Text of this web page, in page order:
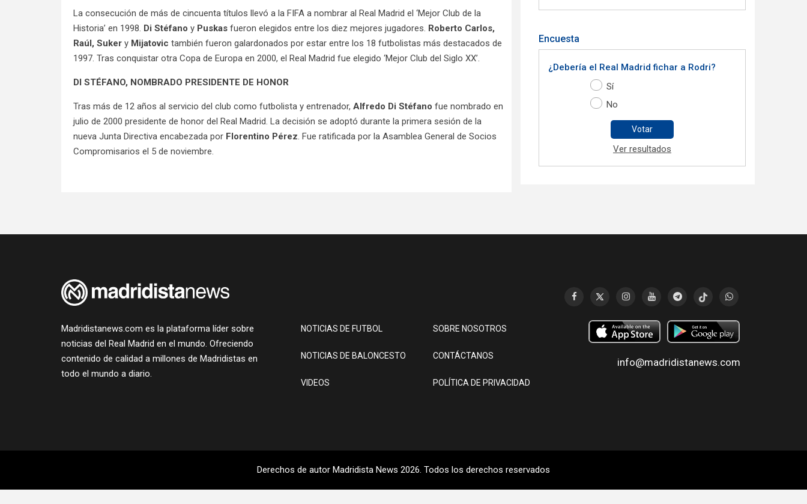
La consecución de más de cincuenta títulos llevó a la FIFA a nombrar al Real Madrid el ‘Mejor Club de la
Historia’ en 1998. Di Stéfano y Puskas fueron elegidos entre los diez mejores jugadores. Roberto Carlos,
Raúl, Suker y Mijatovic también fueron galardonados por estar entre los 18 futbolistas más destacados de
1997. Tras conquistar otra Copa de Europa en 2000, el Real Madrid fue elegido ‘Mejor Club del Siglo XX’.
DI STÉFANO, NOMBRADO PRESIDENTE DE HONOR
Tras más de 12 años al servicio del club como futbolista y entrenador, Alfredo Di Stéfano fue nombrado en
julio de 2000 presidente de honor del Real Madrid. La decisión se adoptó durante la primera sesión de la
nueva Junta Directiva encabezada por Florentino Pérez . Fue ratificada por la Asamblea General de Socios
Compromisarios el 5 de noviembre.
Encuesta
¿Debería el Real Madrid fichar a Rodri?
Sí
No
Votar
Ver resultados
Madridistanews.com es la plataforma líder sobre
noticias del Real Madrid en el mundo. Ofreciendo
contenido de calidad a millones de Madridistas en
todo el mundo a diario.
NOTICIAS DE FUTBOL
NOTICIAS DE BALONCESTO
VIDEOS
SOBRE NOSOTROS
CONTÁCTANOS
POLÍTICA DE PRIVACIDAD
info@madridistanews.com
Derechos de autor Madridista News 2026. Todos los derechos reservados